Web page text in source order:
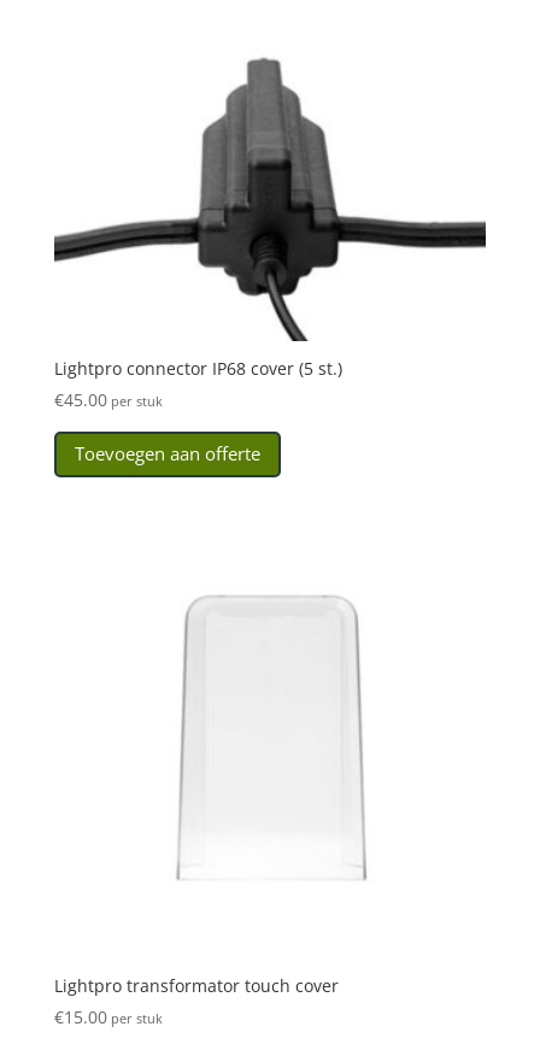
Lightpro connector IP68 cover (5 st.)
€45.00per stuk
Toevoegen aan offerte
Lightpro transformator touch cover
€15.00per stuk